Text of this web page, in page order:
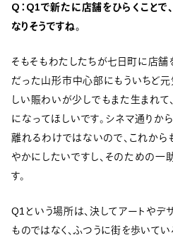
Q：Q1で新たに店舗をひらくこと
なりそうですね。
そもそもわたしたちが七日町に店
だった山形市中心部にもういちど
しい賑わいが少しでもまた生まれて
になってほしいです。シネマ通りか
離れるわけではないので、これから
やかにしたいですし、そのための一
す。
Q1という場所は、決してアートや
ものではなく、ふつうに街を歩いて